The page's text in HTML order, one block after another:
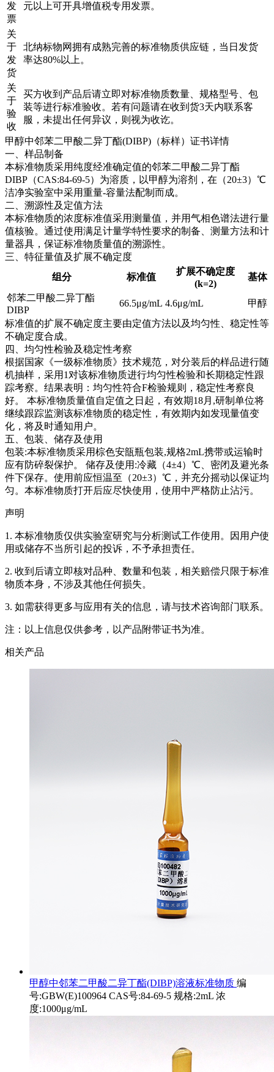
发
票
元以上可开具增值税专用发票。
关
于
发
货
北纳标物网拥有成熟完善的标准物质供应链，当日发货
率达80%以上。
关
于
验
收
买方收到产品后请立即对标准物质数量、规格型号、包
装等进行标准验收。若有问题请在收到货3天内联系客
服，未提出任何异议，则视为收讫。
甲醇中邻苯二甲酸二异丁酯(DIBP)（标样）证书详情
一、样品制备
本标准物质采用纯度经准确定值的邻苯二甲酸二异丁酯
DIBP（CAS:84-69-5）为溶质，以甲醇为溶剂，在（20±3）℃
洁净实验室中采用重量-容量法配制而成。
二、溯源性及定值方法
本标准物质的浓度标准值采用测量值，并用气相色谱法进行量
值核验。通过使用满足计量学特性要求的制备、测量方法和计
量器具，保证标准物质量值的溯源性。
三、特征量值及扩展不确定度
组分
标准值
扩展不确定度
(k=2)
基体
邻苯二甲酸二异丁酯
DIBP
66.5μg/mL 4.6μg/mL
甲醇
标准值的扩展不确定度主要由定值方法以及均匀性、稳定性等
不确定度合成。
四、均匀性检验及稳定性考察
根据国家《一级标准物质》技术规范，对分装后的样品进行随
机抽样，采用1对该标准物质进行均匀性检验和长期稳定性跟
踪考察。结果表明：均匀性符合F检验规则，稳定性考察良
好。 本标准物质量值自定值之日起，有效期18月,研制单位将
继续跟踪监测该标准物质的稳定性，有效期内如发现量值变
化，将及时通知用户。
五、包装、储存及使用
包装:本标准物质采用棕色安瓿瓶包装,规格2mL携带或运输时
应有防碎裂保护。 储存及使用:冷藏（4±4）℃、密闭及避光条
件下保存。使用前应恒温至（20±3）℃，并充分摇动以保证均
匀。本标准物质打开后应尽快使用，使用中严格防止沾污。
声明
1. 本标准物质仅供实验室研究与分析测试工作使用。因用户使
用或储存不当所引起的投诉，不予承担责任。
2. 收到后请立即核对品种、数量和包装，相关赔偿只限于标准
物质本身，不涉及其他任何损失。
3. 如需获得更多与应用有关的信息，请与技术咨询部门联系。
注：以上信息仅供参考，以产品附带证书为准。
相关产品
甲醇中邻苯二甲酸二异丁酯(DIBP)溶液标准物质 编
号:GBW(E)100964 CAS号:84-69-5 规格:2mL 浓
度:1000μg/mL